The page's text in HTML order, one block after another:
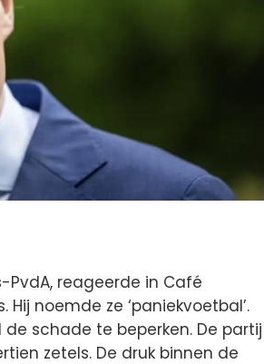
PvdA, reageerde in Café
noemde ze ‘paniekvoetbal’.
schade te beperken. De partij
zetels. De druk binnen de